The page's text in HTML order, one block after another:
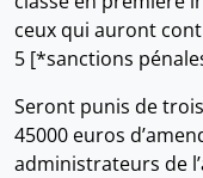
ceux qui auront
5 [*sanctions
Seront punis de
45000 euros
administrateurs de